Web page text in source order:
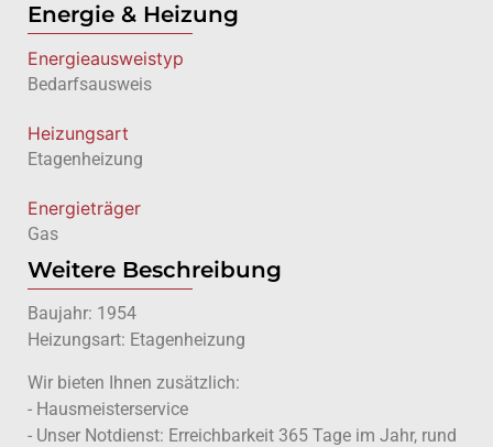
Energie & Heizung
Energie­ausweistyp
Bedarfsausweis
Heizungsart
Etagenheizung
Energieträger
Gas
Weitere Beschreibung
Baujahr: 1954
Heizungsart: Etagenheizung
Wir bieten Ihnen zusätzlich:
- Hausmeisterservice
- Unser Notdienst: Erreichbarkeit 365 Tage im Jahr, rund